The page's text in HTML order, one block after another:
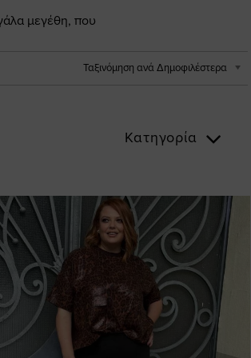
μεγέθη, που
Ταξινόμηση ανά Δημοφιλέστερα
Κατηγορία